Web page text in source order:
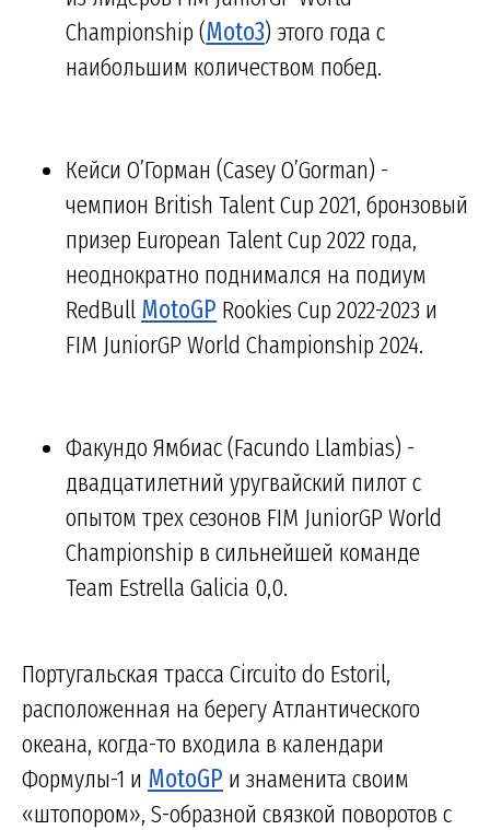
Championship (Moto3) этого года с
наибольшим количеством побед.
Кейси О’Горман (Casey O’Gorman) -
чемпион British Talent Cup 2021, бронзовый
призер European Talent Cup 2022 года,
неоднократно поднимался на подиум
RedBull MotoGP Rookies Cup 2022-2023 и
FIM JuniorGP World Championship 2024.
Факундо Ямбиас (Facundo Llambias) -
двадцатилетний уругвайский пилот с
опытом трех сезонов FIM JuniorGP World
Championship в сильнейшей команде
Team Estrella Galicia 0,0.
Португальская трасса Circuito do Estoril,
расположенная на берегу Атлантического
океана, когда-то входила в календари
Формулы-1 и MotoGP и знаменита своим
«штопором», S-образной связкой поворотов с